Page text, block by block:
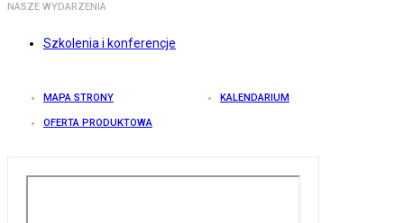
NASZE WYDARZENIA
Szkolenia i konferencje
MAPA STRONY KALENDARIUM
OFERTA PRODUKTOWA